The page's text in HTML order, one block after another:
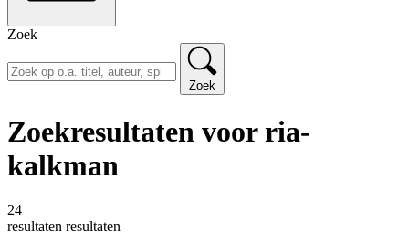
Zoek
Zoek
Zoekresultaten voor ria-
kalkman
24
resultaten resultaten